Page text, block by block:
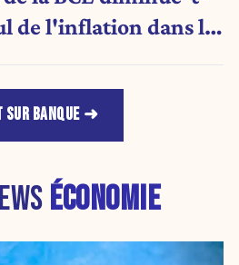
de l'inflation dans la
SUR BANQUE
ÉCONOMIE